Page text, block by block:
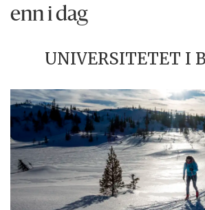
enn i dag
UNIVERSITETET I